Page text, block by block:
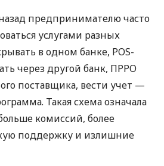
предпринимателю часто
услугами разных
в одном банке, POS-
через другой банк, ПРРО
поставщика, вести учет —
Такая схема означала
комиссий, более
поддержку и излишние